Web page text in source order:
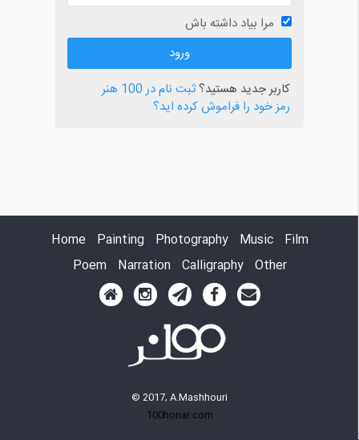
مرا بیاد داشته باش
کاربر جدید هستید؟ثبت نام در 100 هنر
رمز خود را فراموش کرده اید؟
Home Painting Photography Music
Film
Poem
Narration Calligraphy Other
© 2017, A.Mashhouri
100honar.com